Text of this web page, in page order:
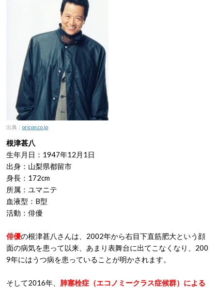
出典： oricon.co.jp
根津甚八
生年月日：1947年12月1日
出身：山梨県都留市
身長：172cm
所属：ユマニテ
血液型：B型
活動：俳優
俳優の根津甚八さんは、2002年から右目下直筋肥大という顔
面の病気を患って以来、あまり表舞台に出てこなくなり、200
9年にはうつ病を患っていることが明かされます。
そして2016年、 肺塞栓症（エコノミークラス症候群）による